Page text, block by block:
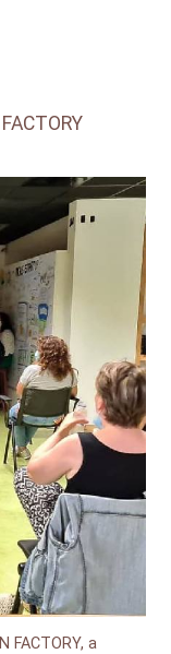
FACTORY, a